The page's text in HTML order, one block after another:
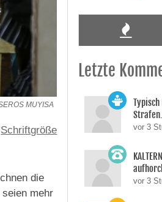
MUYISA
Schriftgröße
die
mehr
Letzte
vor 3
vor 3